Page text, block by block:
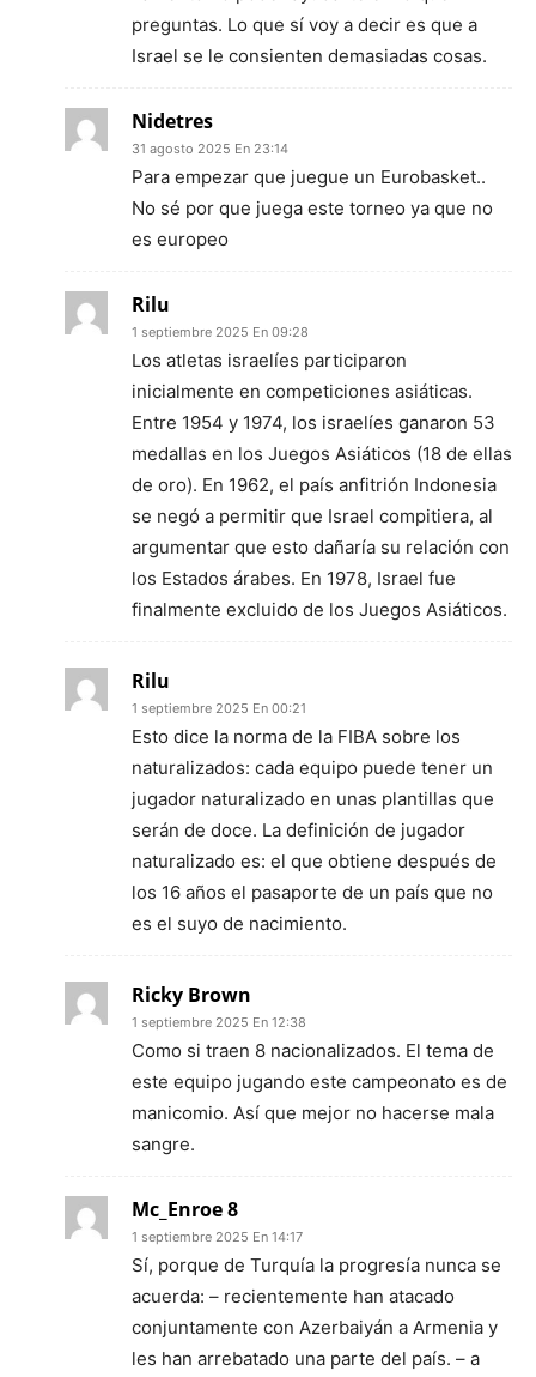
preguntas. Lo que sí voy a decir es que a
Israel se le consienten demasiadas cosas.
Nidetres
31 agosto 2025 En 23:14
Para empezar que juegue un Eurobasket..
No sé por que juega este torneo ya que no
es europeo
Rilu
1 septiembre 2025 En 09:28
Los atletas israelíes participaron
inicialmente en competiciones asiáticas.
Entre 1954 y 1974, los israelíes ganaron 53
medallas en los Juegos Asiáticos (18 de ellas
de oro). En 1962, el país anfitrión Indonesia
se negó a permitir que Israel compitiera, al
argumentar que esto dañaría su relación con
los Estados árabes. En 1978, Israel fue
finalmente excluido de los Juegos Asiáticos.
Rilu
1 septiembre 2025 En 00:21
Esto dice la norma de la FIBA sobre los
naturalizados: cada equipo puede tener un
jugador naturalizado en unas plantillas que
serán de doce. La definición de jugador
naturalizado es: el que obtiene después de
los 16 años el pasaporte de un país que no
es el suyo de nacimiento.
Ricky Brown
1 septiembre 2025 En 12:38
Como si traen 8 nacionalizados. El tema de
este equipo jugando este campeonato es de
manicomio. Así que mejor no hacerse mala
sangre.
Mc_Enroe 8
1 septiembre 2025 En 14:17
Sí, porque de Turquía la progresía nunca se
acuerda: – recientemente han atacado
conjuntamente con Azerbaiyán a Armenia y
les han arrebatado una parte del país. – a